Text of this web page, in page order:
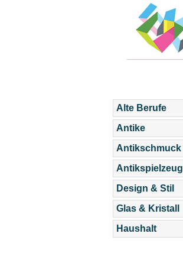
Alte Berufe
Antike
Antikschmuck
Antikspielzeug
Design & Stil
Glas & Kristall
Haushalt